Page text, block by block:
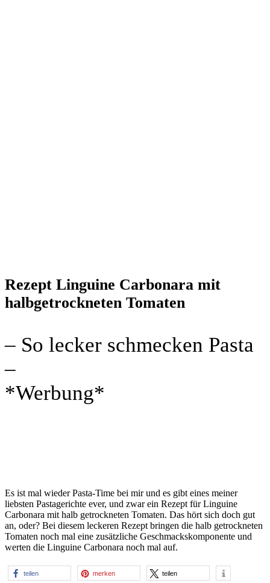
Rezept Linguine Carbonara mit
halbgetrockneten Tomaten
– So lecker schmecken Pasta
–
*Werbung*
Es ist mal wieder Pasta-Time bei mir und es gibt eines meiner
liebsten Pastagerichte ever, und zwar ein Rezept für Linguine
Carbonara mit halb getrockneten Tomaten. Das hört sich doch gut
an, oder? Bei diesem leckeren Rezept bringen die halb getrockneten
Tomaten noch mal eine zusätzliche Geschmackskomponente und
werten die Linguine Carbonara noch mal auf.
teilen merken teilen